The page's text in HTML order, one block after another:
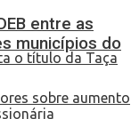
entre as
municípios do